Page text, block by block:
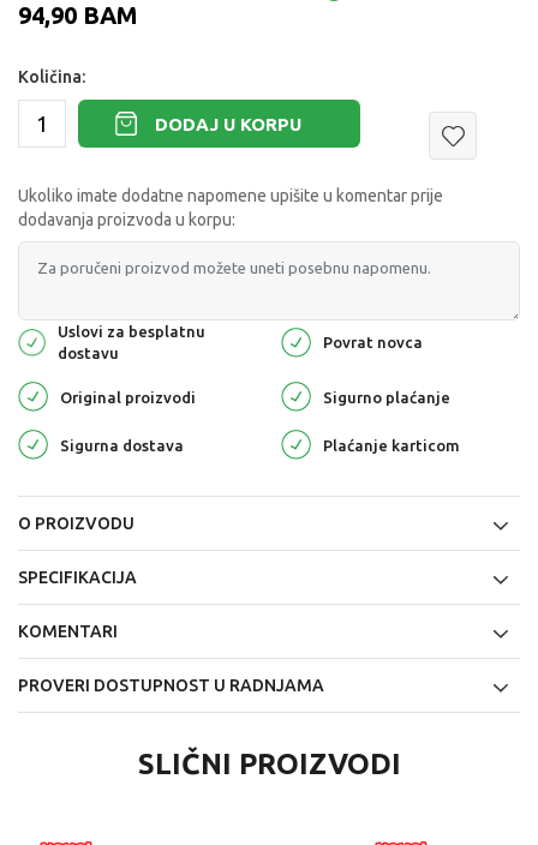
94,90 BAM
Količina:
DODAJ U KORPU
Ukoliko imate dodatne napomene upišite u komentar prije
dodavanja proizvoda u korpu:
Uslovi za besplatnu
dostavu
Povrat novca
Original proizvodi Sigurno plaćanje
Sigurna dostava Plaćanje karticom
O PROIZVODU
SPECIFIKACIJA
KOMENTARI
PROVERI DOSTUPNOST U RADNJAMA
SLIČNI PROIZVODI